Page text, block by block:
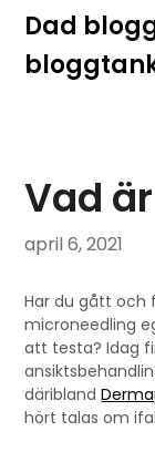
Hoppa
innehåll
Dad
Vad
april 6, 2021
Har du gått och
microneedling
att testa? Idag
däribland
hört talas om